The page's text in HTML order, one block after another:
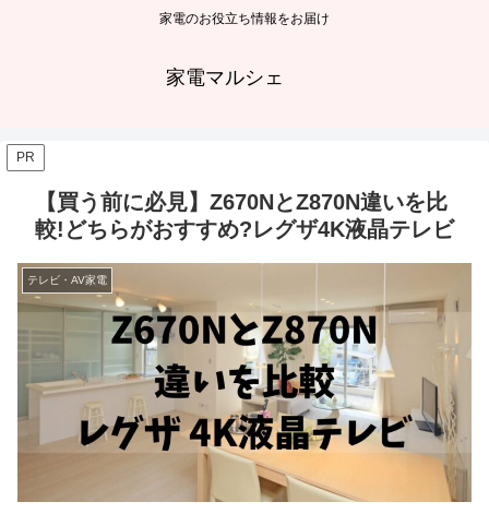
家電のお役立ち情報をお届け
家電マルシェ
PR
【買う前に必見】Z670NとZ870N違いを比
較!どちらがおすすめ?レグザ4K液晶テレビ
テレビ・AV家電